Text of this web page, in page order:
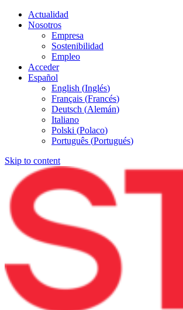
Actualidad
Nosotros
Empresa
Sostenibilidad
Empleo
Acceder
Español
English (Inglés)
Français (Francés)
Deutsch (Alemán)
Italiano
Polski (Polaco)
Português (Portugués)
Skip to content